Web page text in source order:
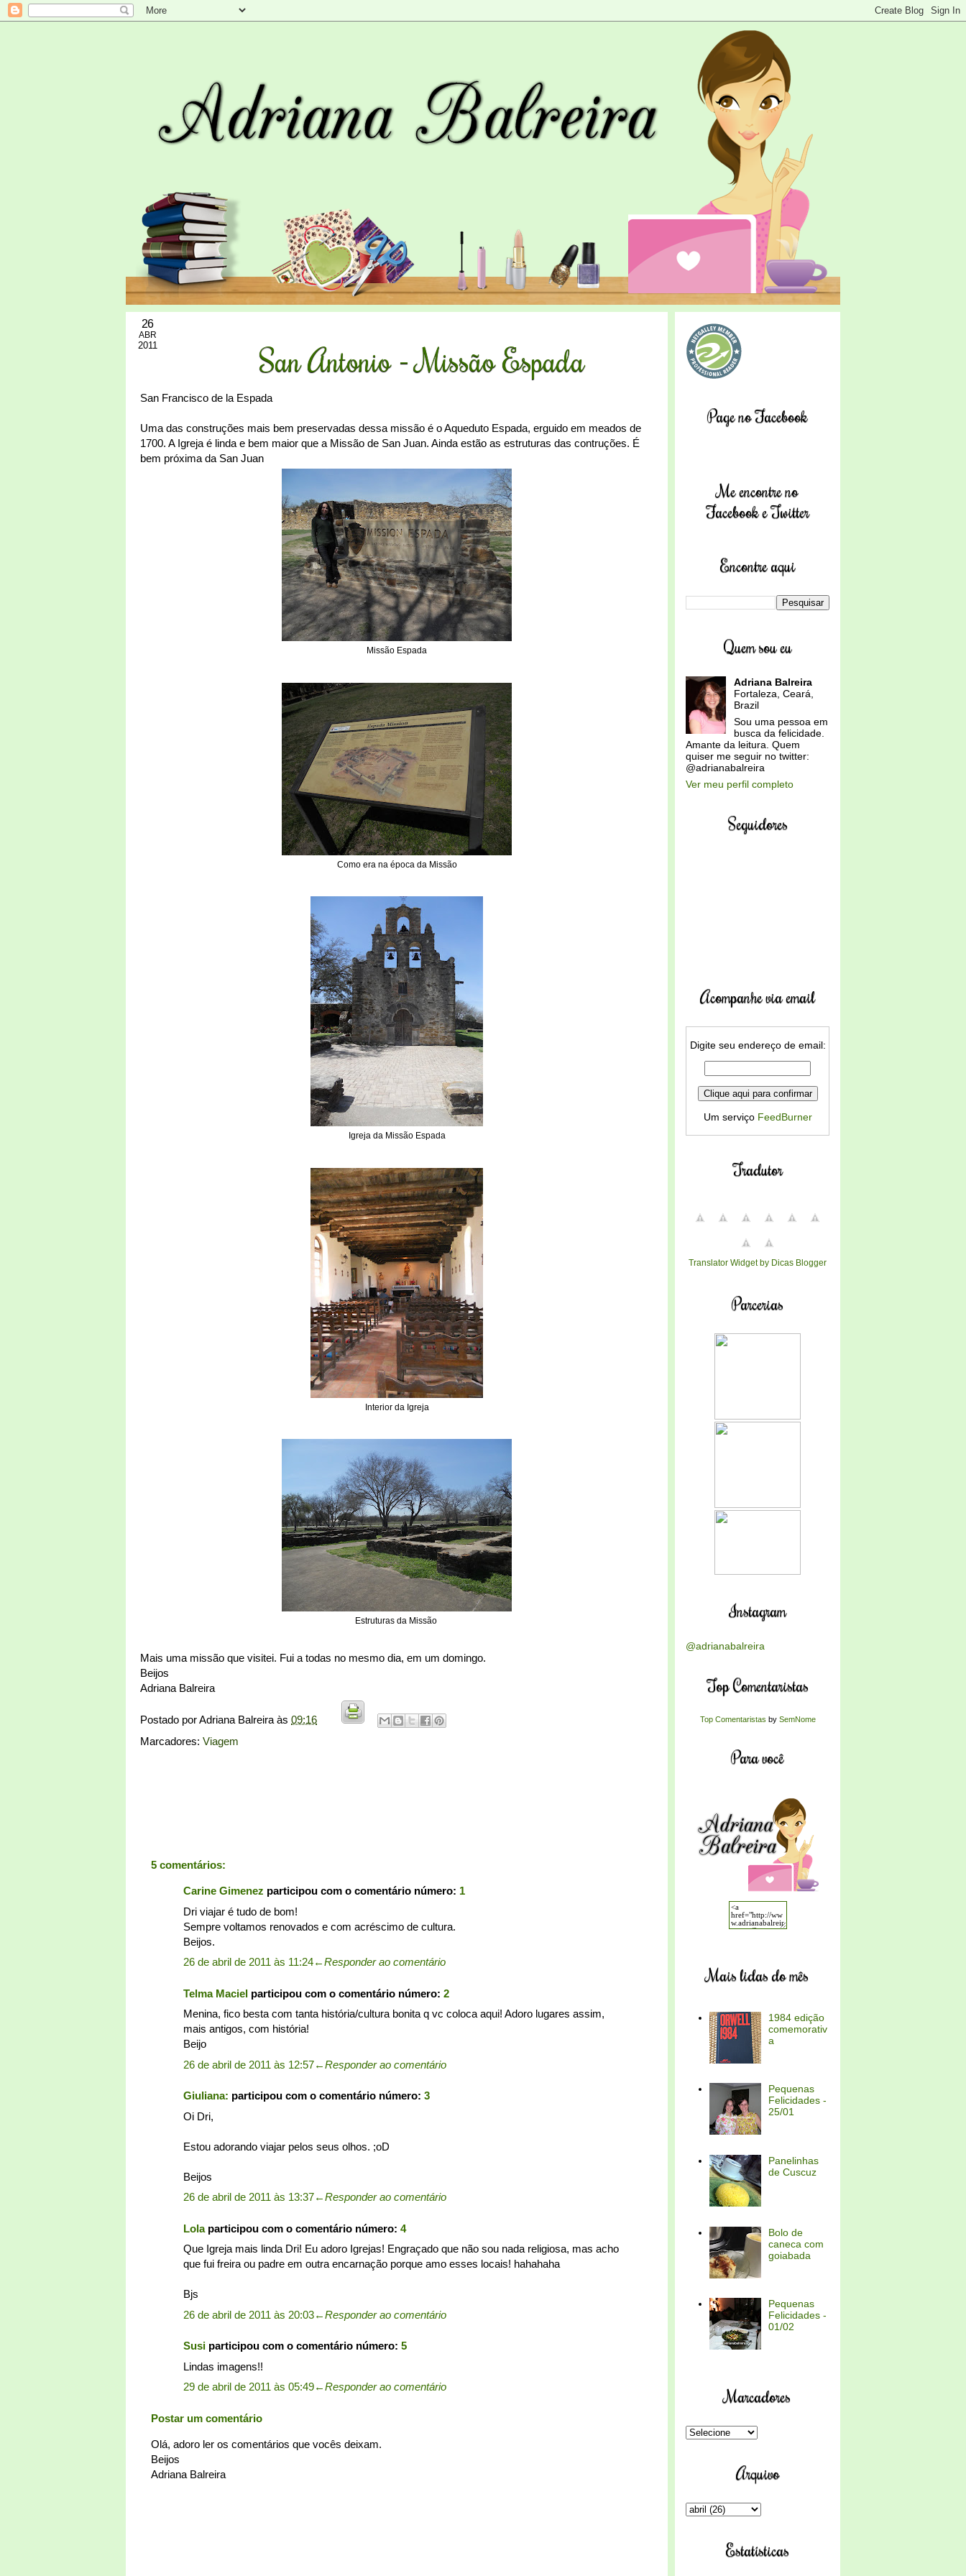
26
ABR
2011 San Antonio - Missão Espada
San Francisco de la Espada
Uma das construções mais bem preservadas dessa missão é o Aqueduto Espada, erguido em meados de
1700. A Igreja é linda e bem maior que a Missão de San Juan. Ainda estão as estruturas das contruções. É
bem próxima da San Juan
Missão Espada
Como era na época da Missão
Igreja da Missão Espada
Interior da Igreja
Estruturas da Missão
Mais uma missão que visitei. Fui a todas no mesmo dia, em um domingo.
Beijos
Adriana Balreira
Postado porAdriana Balreira às 09:16
Marcadores: Viagem
5 comentários:
Carine Gimenez participou com o comentário número: 1
Dri viajar é tudo de bom!
Sempre voltamos renovados e com acréscimo de cultura.
Beijos.
26 de abril de 2011 às 11:24←Responder ao comentário
Telma Maciel participou com o comentário número: 2
Menina, fico besta com tanta história/cultura bonita q vc coloca aqui! Adoro lugares assim,
mais antigos, com história!
Beijo
26 de abril de 2011 às 12:57←Responder ao comentário
Giuliana: participou com o comentário número: 3
Oi Dri,
Estou adorando viajar pelos seus olhos. ;oD
Beijos
26 de abril de 2011 às 13:37←Responder ao comentário
Lolaparticipou com o comentário número: 4
Que Igreja mais linda Dri! Eu adoro Igrejas! Engraçado que não sou nada religiosa, mas acho
que fui freira ou padre em outra encarnação porque amo esses locais! hahahaha
Bjs
26 de abril de 2011 às 20:03←Responder ao comentário
Susi participou com o comentário número: 5
Lindas imagens!!
29 de abril de 2011 às 05:49←Responder ao comentário
Postar um comentário
Olá, adoro ler os comentários que vocês deixam.
Beijos
Adriana Balreira
Page no Facebook
Me encontre no
Facebook e Twitter
Encontre aqui
Quem sou eu
Adriana Balreira
Fortaleza, Ceará,
Brazil
Sou uma pessoa em
busca da felicidade.
Amante da leitura. Quem
quiser me seguir no twitter:
@adrianabalreira
Ver meu perfil completo
Seguidores
Acompanhe via email
Digite seu endereço de email:
Um serviço FeedBurner
Tradutor
Translator Widget by Dicas Blogger
Parcerias
Instagram
@adrianabalreira
Top Comentaristas
Top Comentaristas by SemNome
Para você
Mais lidas do mês
1984 edição
comemorativ
a
Pequenas
Felicidades -
25/01
Panelinhas
de Cuscuz
Bolo de
caneca com
goiabada
Pequenas
Felicidades -
01/02
Marcadores
Arquivo
Estatísticas